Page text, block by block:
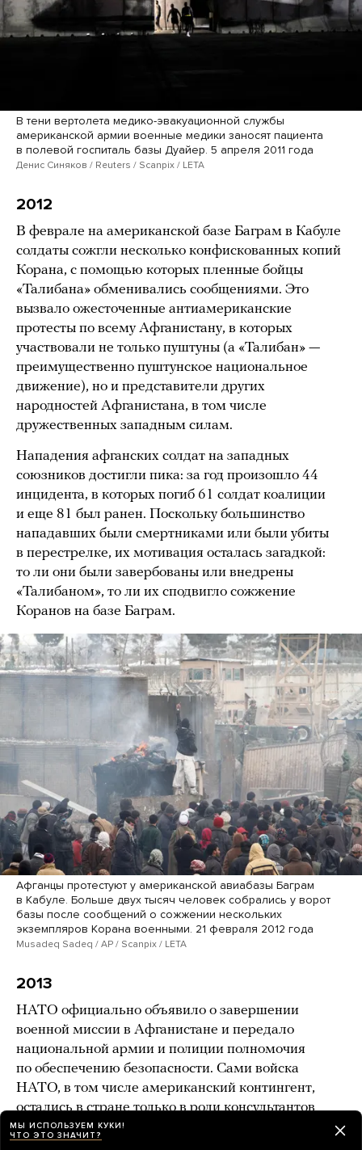
В тени вертолета медико-эвакуационной службы
американской армии военные медики заносят пациента
в полевой госпиталь базы Дуайер. 5 апреля 2011 года
Денис Синяков / Reuters / Scanpix / LETA
2012
В феврале на американской базе Баграм в Кабуле
солдаты сожгли несколько конфискованных копий
Корана, с помощью которых пленные бойцы
«Талибана» обменивались сообщениями. Это
вызвало ожесточенные антиамериканские
протесты по всему Афганистану, в которых
участвовали не только пуштуны (а «Талибан» —
преимущественно пуштунское национальное
движение), но и представители других
народностей Афганистана, в том числе
дружественных западным силам.
Нападения афганских солдат на западных
союзников достигли пика: за год произошло 44
инцидента, в которых погиб 61 солдат коалиции
и еще 81 был ранен. Поскольку большинство
нападавших были смертниками или были убиты
в перестрелке, их мотивация осталась загадкой:
то ли они были завербованы или внедрены
«Талибаном», то ли их сподвигло сожжение
Коранов на базе Баграм.
Афганцы протестуют у американской авиабазы Баграм
в Кабуле. Больше двух тысяч человек собрались у ворот
базы после сообщений о сожжении нескольких
экземпляров Корана военными. 21 февраля 2012 года
Musadeq Sadeq / AP / Scanpix / LETA
2013
НАТО официально объявило о завершении
военной миссии в Афганистане и передало
национальной армии и полиции полномочия
по обеспечению безопасности. Сами войска
НАТО, в том числе американский контингент,
остались в стране только в роли консультантов
и чтобы поддерживать контртеррористические
МЫ ИСПОЛЬЗУЕМ КУКИ!
ЧТО ЭТО ЗНАЧИТ?